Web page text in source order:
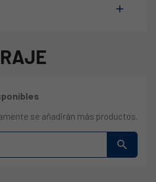

se añadirán más productos.
search